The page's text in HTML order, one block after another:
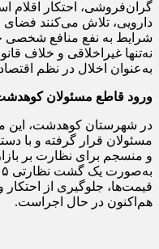
گران‌فروشی، احتکار اقلام
دارویی، تلاش می‌کنند فضای
شرایط به نفع منافع شخصی
نه‌تنها غیراخلاقی و خلاف
به‌عنوان اخلال در نظم
ورود قاطع مسئولان
در شهرستان کوهدشت، این
مسئولان قرار گرفته و با
و منسجم برای نظارت بر
قیمت‌ها، جلوگیری از
هم‌اکنون در حال اجراست.